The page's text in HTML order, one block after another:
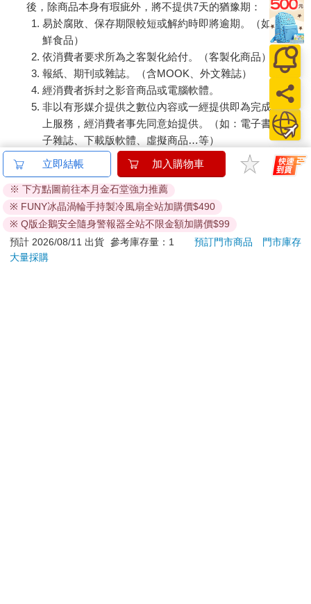
後，除商品本身有瑕疵外，將不提供7天的猶豫期：
易於腐敗、保存期限較短或解約時即將逾期。（如：生
鮮食品）
依消費者要求所為之客製化給付。（客製化商品）
報紙、期刊或雜誌。（含MOOK、外文雜誌）
經消費者拆封之影音商品或電腦軟體。
非以有形媒介提供之數位內容或一經提供即為完成之線
上服務，經消費者事先同意始提供。（如：電子書、電
子雜誌、下載版軟體、虛擬商品…等）
已拆封之個人衛生用品。（如：內衣褲、刮鬍刀、除毛
若非上列種類商品，均享有到貨7天的猶豫期（含例假
日）。
辦理退換貨時，商品（組合商品恕無法接受單獨退貨）必須
是您收到商品時的原始狀態（包含商品本體、配件、贈品、
保證書、所有附隨資料文件及原廠內外包裝…等），請勿直
立即結帳 加入購物車
※ 下方點圖前往本月金石堂強力推薦
※ FUNY冰晶渦輪手持製冷風扇全站加購價$490
※ Q版企鵝安全隨身警報器全站不限金額加購價$99
預計 2026/08/11 出貨 參考庫存量：1 預訂門市商品
門市庫存
大量採購